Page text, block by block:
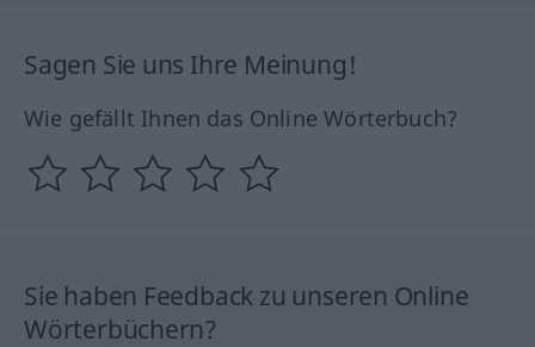
Sagen Sie uns Ihre Meinung!
Wie gefällt Ihnen das Online Wörterbuch?
Sie haben Feedback zu unseren Online
Wörterbüchern?